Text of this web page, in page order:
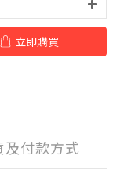
立即購買
及付款方式